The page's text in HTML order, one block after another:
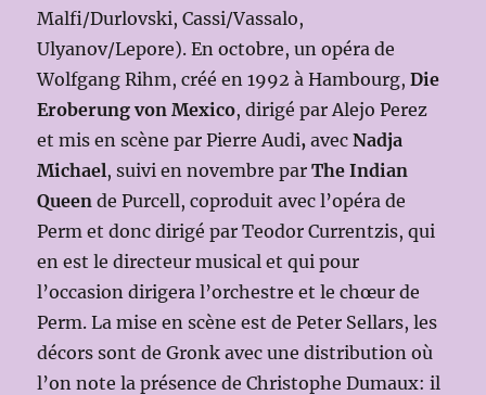
Malfi/Durlovski, Cassi/Vassalo,
Ulyanov/Lepore). En octobre, un opéra de
Wolfgang Rihm, créé en 1992 à Hambourg,Die
Eroberung von Mexico, dirigé par Alejo Perez
et mis en scène par Pierre Audi,avec Nadja
Michael, suivi en novembre par The Indian
Queende Purcell, coproduit avec l’opéra de
Perm et donc dirigé par Teodor Currentzis, qui
en est le directeur musical et qui pour
l’occasion dirigera l’orchestre et le chœur de
Perm. La mise en scène est de Peter Sellars, les
décors sont de Gronk avec une distribution où
l’on note la présence de Christophe Dumaux: il